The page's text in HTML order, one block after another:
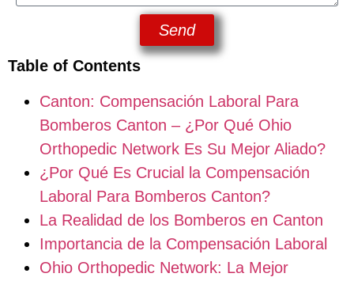
Send
Table of Contents
Canton: Compensación Laboral Para
Bomberos Canton – ¿Por Qué Ohio
Orthopedic Network Es Su Mejor Aliado?
¿Por Qué Es Crucial la Compensación
Laboral Para Bomberos Canton?
La Realidad de los Bomberos en Canton
Importancia de la Compensación Laboral
Ohio Orthopedic Network: La Mejor